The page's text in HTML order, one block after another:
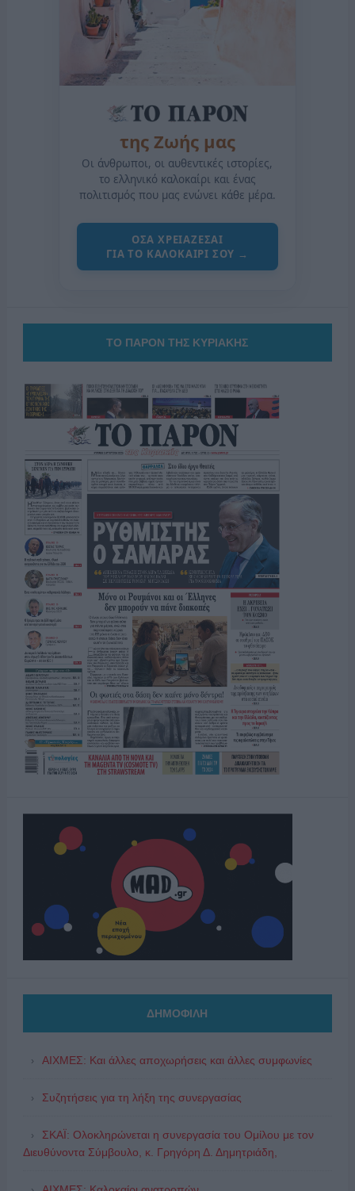
της Ζωής μας
Οι άνθρωποι, οι αυθεντικές ιστορίες,
το ελληνικό καλοκαίρι και ένας
πολιτισμός που μας ενώνει κάθε μέρα.
ΟΣΑ ΧΡΕΙΑΖΕΣΑΙ
ΓΙΑ ΤΟ ΚΑΛΟΚΑΙΡΙ ΣΟΥ →
ΤΟ ΠΑΡΟΝ ΤΗΣ ΚΥΡΙΑΚΗΣ
ΔΗΜΟΦΙΛΗ
ΑΙΧΜΕΣ: Και άλλες αποχωρήσεις και άλλες συμφωνίες
Συζητήσεις για τη λήξη της συνεργασίας
ΣΚΑΪ: Ολοκληρώνεται η συνεργασία του Ομίλου με τον
Διευθύνοντα Σύμβουλο, κ. Γρηγόρη Δ. Δημητριάδη,